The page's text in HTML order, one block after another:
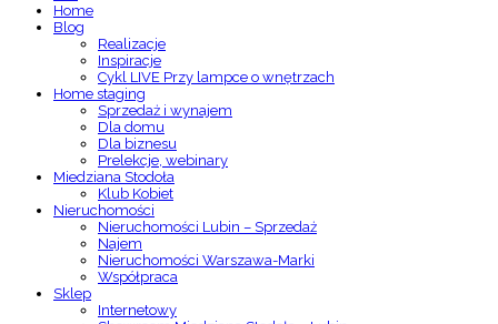
Home
Blog
Realizacje
Inspiracje
Cykl LIVE Przy lampce o wnętrzach
Home staging
Sprzedaż i wynajem
Dla domu
Dla biznesu
Prelekcje, webinary
Miedziana Stodoła
Klub Kobiet
Nieruchomości
Nieruchomości Lubin – Sprzedaż
Najem
Nieruchomości Warszawa-Marki
Współpraca
Sklep
Internetowy